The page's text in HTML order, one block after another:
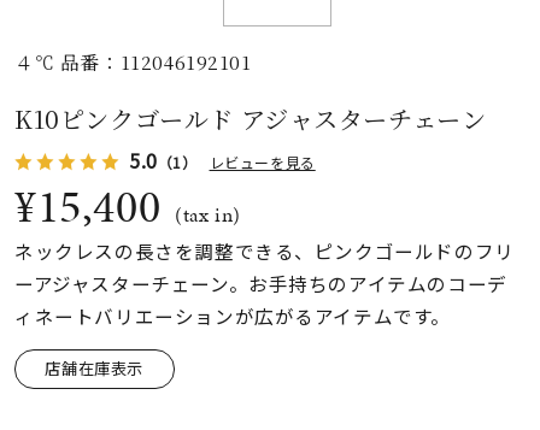
ファッションテイス
ト
着用シーン
コレクション
４℃ 品番：112046192101
K10ピンクゴールド アジャスターチェーン
5.0 （1） レビューを見る
¥15,400 (tax in)
ネックレスの長さを調整できる、ピンクゴールドのフリ
ーアジャスターチェーン。お手持ちのアイテムのコーデ
ィネートバリエーションが広がるアイテムです。
店舗在庫表示